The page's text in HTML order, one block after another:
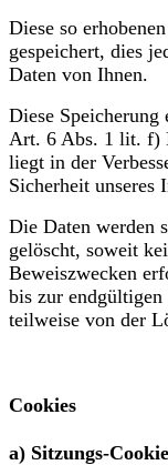
Diese so
gespeichert, dies
Daten von Ihnen.
Diese
Art. 6 Abs. 1 lit. f)
liegt in der
Sicherheit unseres
Die Daten werden
gelöscht, soweit
Beweiszwecken
bis zur
teilweise von der
Cookies
a) Sitzungs-